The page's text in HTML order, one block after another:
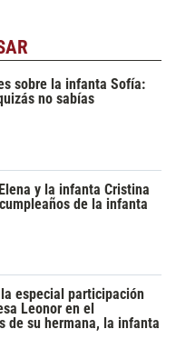
sobre la infanta Sofía:
no sabías
y la infanta Cristina
de la infanta
especial participación
Leonor en el
de su hermana, la infanta